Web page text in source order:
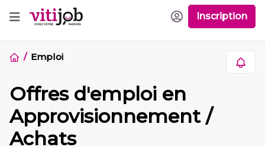
Inscription
Emploi
Offres d'emploi en
Approvisionnement /
Achats